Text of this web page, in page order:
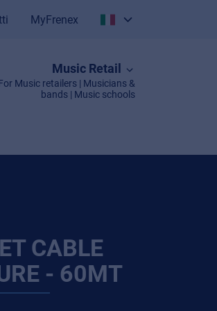
MyFrenex
English
Music Retail
Music retailers | Musicians &
bands | Music schools
CABLE
- 60MT